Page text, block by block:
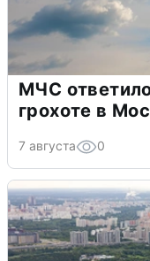
МЧС
грохоте в
7 августа 0